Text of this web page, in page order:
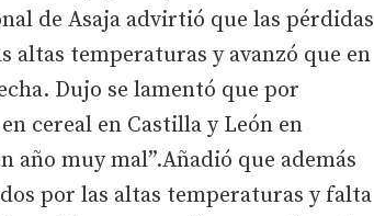
de Asaja advirtió que las pérdidas
altas temperaturas y avanzó que en
Dujo se lamentó que por
cereal en Castilla y León en
año muy mal”.Añadió que además
por las altas temperaturas y falta